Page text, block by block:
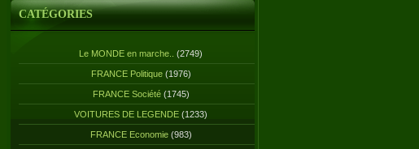
CATÉGORIES
Le MONDE en marche.. (2749)
FRANCE Politique(1976)
FRANCE Société(1745)
VOITURES DE LEGENDE (1233)
FRANCE Economie(983)